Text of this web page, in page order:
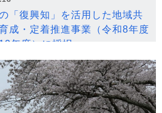
「復興知」を活用した地域共
成・定着推進事業（令和8年度
年度）に採択